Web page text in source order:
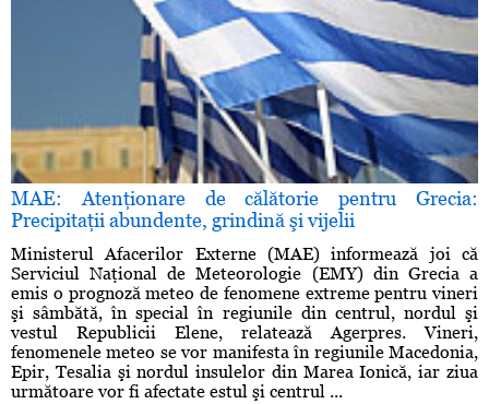
MAE: Atenţionare de călătorie pentru Grecia:
Precipitaţii abundente, grindină şi vijelii
Ministerul Afacerilor Externe (MAE) informează joi că
Serviciul Naţional de Meteorologie (EMY) din Grecia a
emis o prognoză meteo de fenomene extreme pentru vineri
şi sâmbătă, în special în regiunile din centrul, nordul şi
vestul Republicii Elene, relatează Agerpres. Vineri,
fenomenele meteo se vor manifesta în regiunile Macedonia,
Epir, Tesalia şi nordul insulelor din Marea Ionică, iar ziua
următoare vor fi afectate estul şi centrul ...